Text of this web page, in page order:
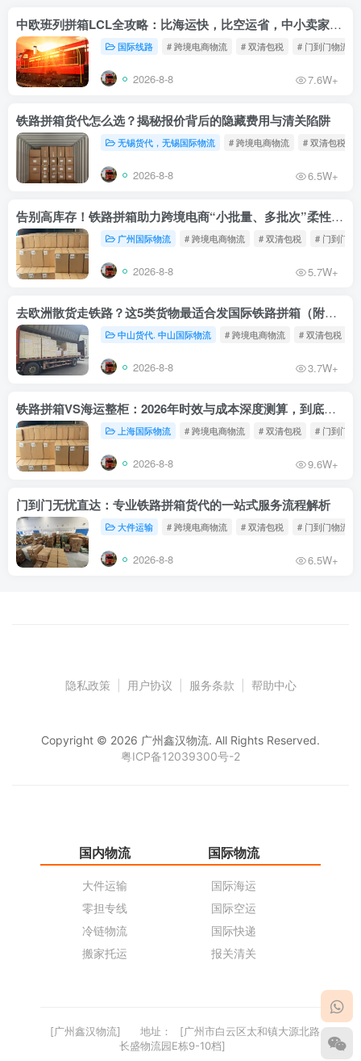
中欧班列拼箱LCL全攻略：比海运快，比空运省，中小卖家的物流新宠！
国际线路 # 跨境电商物流 # 双清包税 # 门到门物流
2026-8-8 7.6W+
铁路拼箱货代怎么选？揭秘报价背后的隐藏费用与清关陷阱
无锡货代，无锡国际物流 # 跨境电商物流 # 双清包税
2026-8-8 6.5W+
告别高库存！铁路拼箱助力跨境电商“小批量、多批次”柔性补货
广州国际物流 # 跨境电商物流 # 双清包税 # 门到门物
2026-8-8 5.7W+
去欧洲散货走铁路？这5类货物最适合发国际铁路拼箱（附禁运清单）
中山货代. 中山国际物流 # 跨境电商物流 # 双清包税
2026-8-8 3.7W+
铁路拼箱VS海运整柜：2026年时效与成本深度测算，到底能省多少钱？
上海国际物流 # 跨境电商物流 # 双清包税 # 门到门物
2026-8-8 9.6W+
门到门无忧直达：专业铁路拼箱货代的一站式服务流程解析
大件运输 # 跨境电商物流 # 双清包税 # 门到门物流
2026-8-8 6.5W+
隐私政策 用户协议 服务条款 帮助中心
Copyright © 2026 广州鑫汉物流. All Rights Reserved.
粤ICP备12039300号-2
国内物流
大件运输
零担专线
冷链物流
搬家托运
国际物流
国际海运
国际空运
国际快递
报关清关
[广州鑫汉物流] 地址：
[广州市白云区太和镇大源北路
长盛物流园E栋9-10档]